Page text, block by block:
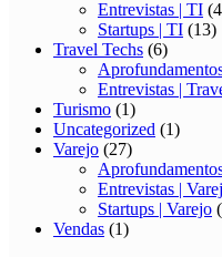
Entrevistas | TI
Startups | TI (13)
Travel Techs (6)
Entrevistas |
Turismo (1)
Uncategorized (1)
Varejo (27)
Entrevistas |
Startups | Varejo
Vendas (1)